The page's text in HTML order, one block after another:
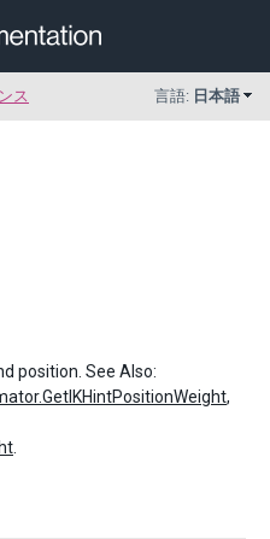
ス 言語: 日本語
position. See Also:
,